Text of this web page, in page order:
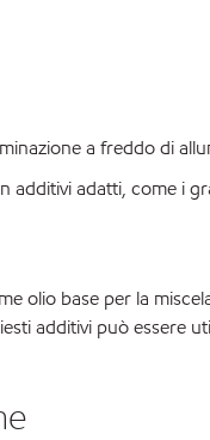
a freddo di
additivi adatti, come i
olio base per la
additivi può essere